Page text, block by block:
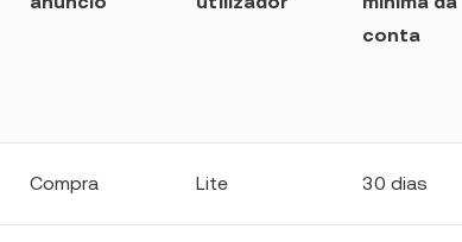
conta
Compra Lite 30 dias